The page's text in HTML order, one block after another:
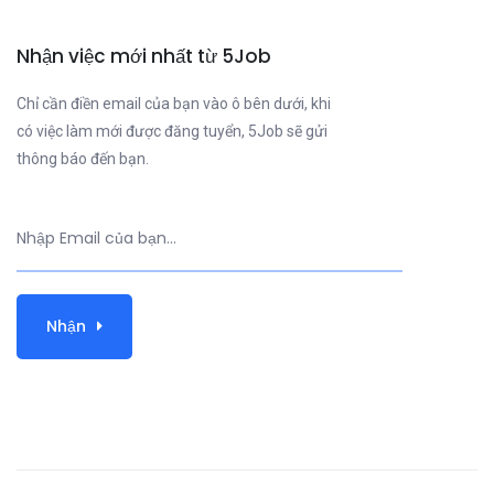
Nhận việc mới nhất từ 5Job
Chỉ cần điền email của bạn vào ô bên dưới, khi
có việc làm mới được đăng tuyển, 5Job sẽ gửi
thông báo đến bạn.
Nhận